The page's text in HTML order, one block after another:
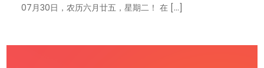
07月30日，农历六月廿五，星期二！ 在 […]